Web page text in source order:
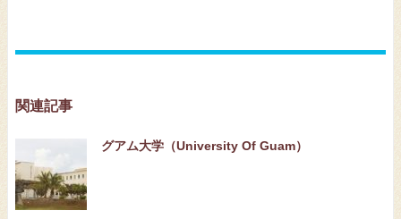
関連記事
グアム大学（University Of Guam）